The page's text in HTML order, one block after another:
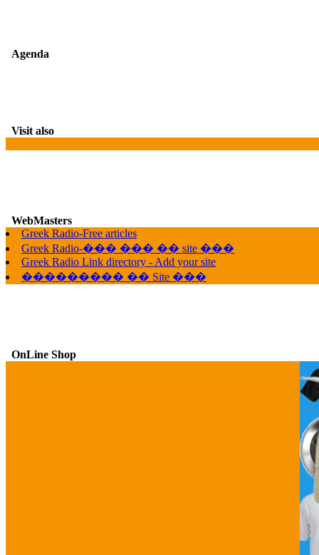
Agenda
Visit also
WebMasters
Greek Radio-Free articles
Greek Radio-��� ��� �� site ���
Greek Radio Link directory - Add your site
��������� �� Site ���
OnLine Shop